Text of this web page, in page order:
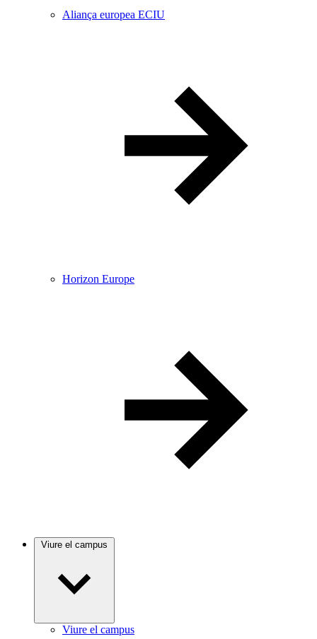
Aliança europea ECIU
Horizon Europe
Viure el campus
Viure el campus